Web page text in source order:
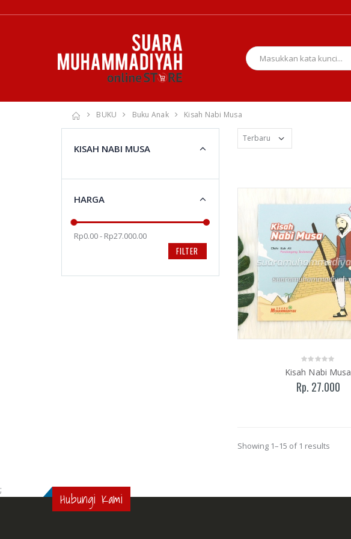
BUKU Buku Anak Kisah Nabi Musa
Kisah Nabi Musa
Rp. 27.000
Showing 1–15 of 1 results
KISAH NABI MUSA
HARGA
Rp0.00 - Rp27.000.00
FILTER
; Hubungi Kami